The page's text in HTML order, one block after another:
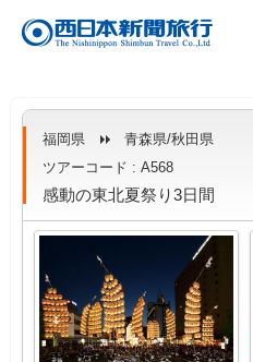
福岡県
青森県/秋田県
ツアーコード : A568
感動の東北夏祭り3日間